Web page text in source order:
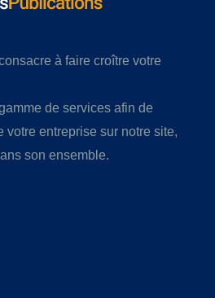
à faire croître votre
de services afin de
votre entreprise sur notre site,
son ensemble.